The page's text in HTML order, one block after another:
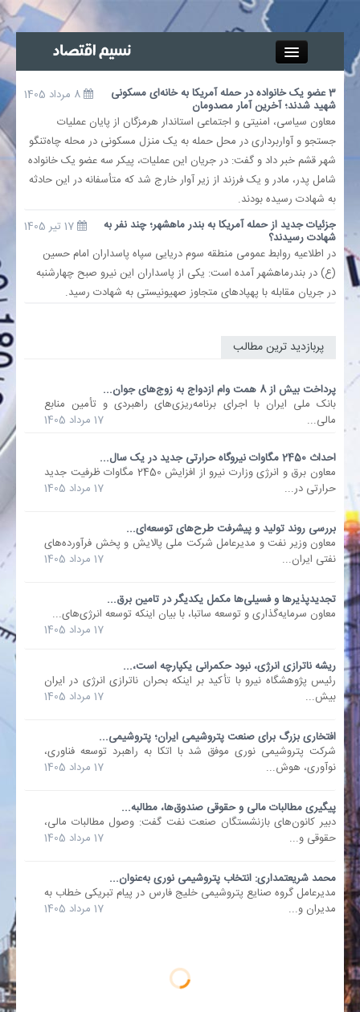
جذب خبرنگار
آگهی استخدام
پیوند‌ها
چند رسانه‌ای
اجتماعی
بیمه و بورس
بانک
اقتصاد
خانه
3 عضو یک خانواده در حمله آمریکا به خانه‌ای مسکونی
شهید شدند؛ آخرین آمار مصدومان
معاون سیاسی، امنیتی و اجتماعی استاندار هرمزگان از پایان عملیات
جستجو و آواربرداری در محل حمله به یک منزل مسکونی در محله چاه‌تنگو
شهر قشم خبر داد و گفت: در جریان این عملیات، پیکر سه عضو یک خانواده
شامل پدر، مادر و یک فرزند از زیر آوار خارج شد که متأسفانه در این حادثه
به شهادت رسیده بودند.
جزئیات جدید از حمله آمریکا به بندر ماهشهر؛ چند نفر به
شهادت رسیدند؟
در اطلاعیه‌ روابط عمومی منطقه سوم دریایی سپاه پاسداران امام حسین
(ع) در بندرماهشهر آمده است: یکی از پاسداران این نیرو صبح چهارشنبه
در جریان مقابله با پهپادهای متجاوز صهیونیستی به شهادت رسید.
پربازدید ترین مطالب
پرداخت بیش از 8 همت وام ازدواج به زوج‌های جوان...
بانک ملی ایران با اجرای برنامه‌ریزی‌های راهبردی و تأمین منابع
مالی...
17 مرداد 1405
احداث 2450 مگاوات نیروگاه حرارتی جدید در یک سال...
معاون برق و انرژی وزارت نیرو از افزایش 2450 مگاوات ظرفیت جدید
حرارتی در...
17 مرداد 1405
بررسی روند تولید و پیشرفت طرح‌های توسعه‌ای...
معاون وزیر نفت و مدیرعامل شرکت ملی پالایش و پخش فرآورده‌های
نفتی ایران...
17 مرداد 1405
تجدیدپذیرها و فسیلی‌ها مکمل یکدیگر در تامین برق...
معاون سرمایه‌گذاری و توسعه ساتبا، با بیان اینکه توسعه انرژی‌های...
17 مرداد 1405
ریشه ناترازی انرژی، نبود حکمرانی یکپارچه است،...
رئیس پژوهشگاه نیرو با تأکید بر اینکه بحران ناترازی انرژی در ایران
بیش...
17 مرداد 1405
افتخاری بزرگ برای صنعت پتروشیمی ایران؛ پتروشیمی...
شرکت پتروشیمی نوری موفق شد با اتکا به راهبرد توسعه فناوری،
نوآوری، هوش...
17 مرداد 1405
پیگیری مطالبات مالی و حقوقی صندوق‌ها، مطالبه...
دبیر کانون‌های بازنشستگان صنعت نفت گفت: وصول مطالبات مالی،
حقوقی و...
17 مرداد 1405
محمد شریعتمداری: انتخاب پتروشیمی نوری به‌عنوان...
مدیرعامل گروه صنایع پتروشیمی خلیج فارس در پیام تبریکی خطاب به
مدیران و...
17 مرداد 1405